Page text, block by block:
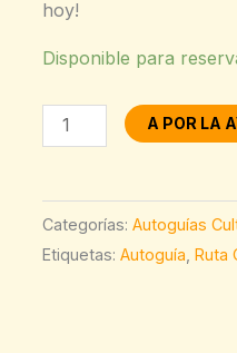
hoy!
Disponible para
A POR LA
Categorías: Autoguías
Etiquetas: Autoguía Ruta